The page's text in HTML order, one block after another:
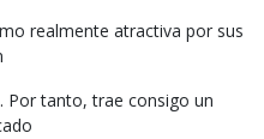
realmente atractiva por sus
Por tanto, trae consigo un